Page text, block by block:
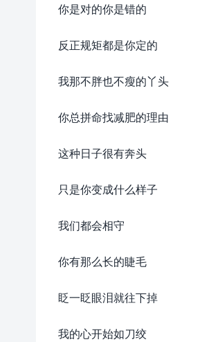
你是对的你是错的
反正规矩都是你定的
我那不胖也不瘦的丫头
你总拼命找减肥的理由
这种日子很有奔头
只是你变成什么样子
我们都会相守
你有那么长的睫毛
眨一眨眼泪就往下掉
我的心开始如刀绞